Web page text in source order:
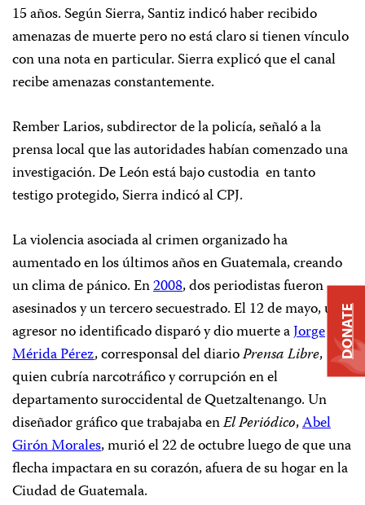
15 años. Según Sierra, Santiz indicó haber recibido
amenazas de muerte pero no está claro si tienen vínculo
con una nota en particular. Sierra explicó que el canal
recibe amenazas constantemente.
Rember Larios, subdirector de la policía, señaló a la
prensa local que las autoridades habían comenzado una
investigación. De León está bajo custodia en tanto
testigo protegido, Sierra indicó al CPJ.
La violencia asociada al crimen organizado ha
aumentado en los últimos años en Guatemala, creando
un clima de pánico. En2008, dos periodistas fueron
asesinados y un tercero secuestrado. El 12 de mayo, un
agresor no identificado disparó y dio muerte aJorge
Mérida Pérez, corresponsal del diarioPrensa Libre,
quien cubría narcotráfico y corrupción en el
departamento suroccidental de Quetzaltenango. Un
diseñador gráfico que trabajaba enEl Periódico,Abel
Girón Morales, murió el 22 de octubre luego de que una
flecha impactara en su corazón, afuera de su hogar en la
Ciudad de Guatemala.
DONATE